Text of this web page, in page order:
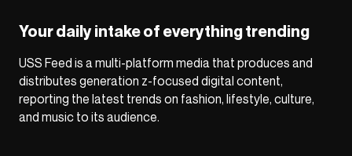
Your daily intake of everything trending
USS Feed is a multi-platform media that produces and
distributes generation z-focused digital content,
reporting the latest trends on fashion, lifestyle, culture,
and music to its audience.